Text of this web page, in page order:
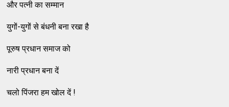
और पत्नी का सम्मान
युगों-युगों से बंधनी बना रखा है
पूरुष प्रधान समाज को
नारी प्रधान बना दें
चलो पिंजरा हम खोल दें !